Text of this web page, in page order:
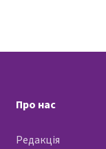
Про нас
Редакція